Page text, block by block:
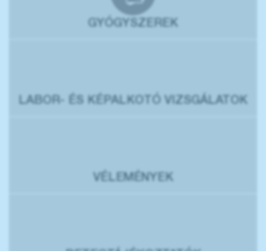
GYÓGYSZEREK
LABOR- ÉS KÉPALKOTÓ VIZSGÁLATOK
VÉLEMÉNYEK